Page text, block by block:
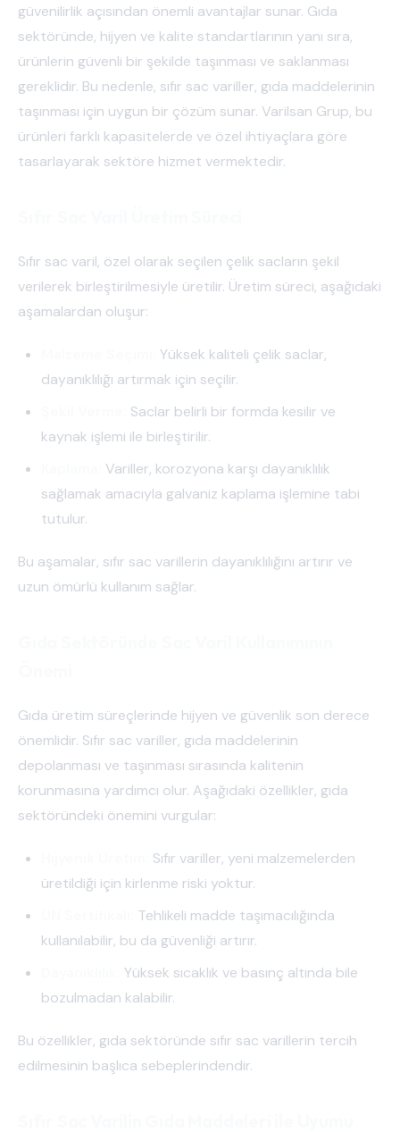
güvenilirlik açısından önemli avantajlar sunar. Gıda
sektöründe, hijyen ve kalite standartlarının yanı sıra,
ürünlerin güvenli bir şekilde taşınması ve saklanması
gereklidir. Bu nedenle, sıfır sac variller, gıda maddelerinin
taşınması için uygun bir çözüm sunar. Varilsan Grup, bu
ürünleri farklı kapasitelerde ve özel ihtiyaçlara göre
tasarlayarak sektöre hizmet vermektedir.
Sıfır sac varil, özel olarak seçilen çelik sacların şekil
verilerek birleştirilmesiyle üretilir. Üretim süreci, aşağıdaki
aşamalardan oluşur:
Yüksek kaliteli çelik saclar,
dayanıklılığı artırmak için seçilir.
Saclar belirli bir formda kesilir ve
kaynak işlemi ile birleştirilir.
Variller, korozyona karşı dayanıklılık
sağlamak amacıyla galvaniz kaplama işlemine tabi
tutulur.
Bu aşamalar, sıfır sac varillerin dayanıklılığını artırır ve
uzun ömürlü kullanım sağlar.
Gıda üretim süreçlerinde hijyen ve güvenlik son derece
önemlidir. Sıfır sac variller, gıda maddelerinin
depolanması ve taşınması sırasında kalitenin
korunmasına yardımcı olur. Aşağıdaki özellikler, gıda
sektöründeki önemini vurgular:
Sıfır variller, yeni malzemelerden
üretildiği için kirlenme riski yoktur.
Tehlikeli madde taşımacılığında
kullanılabilir, bu da güvenliği artırır.
Yüksek sıcaklık ve basınç altında bile
bozulmadan kalabilir.
Bu özellikler, gıda sektöründe sıfır sac varillerin tercih
edilmesinin başlıca sebeplerindendir.